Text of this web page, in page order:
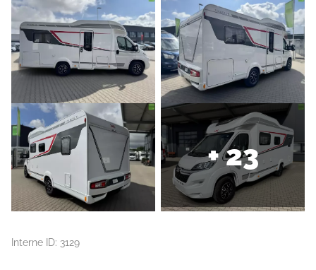
+ 23
Interne ID: 3129